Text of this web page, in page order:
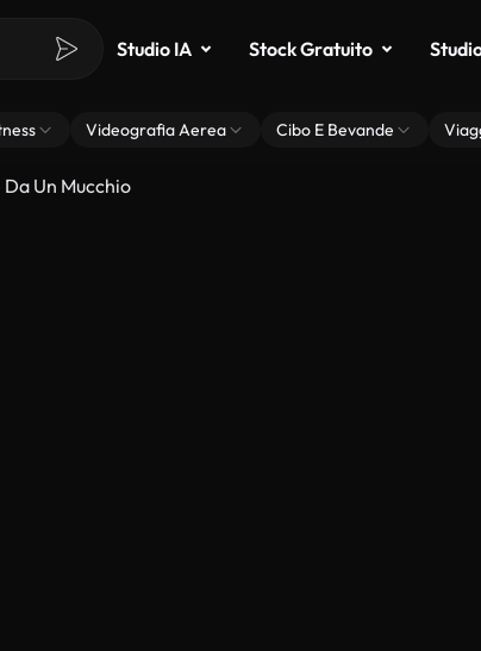
Studio IA Stock Gratuito
Videografia Aerea Cibo E Bevande
Un Mucchio